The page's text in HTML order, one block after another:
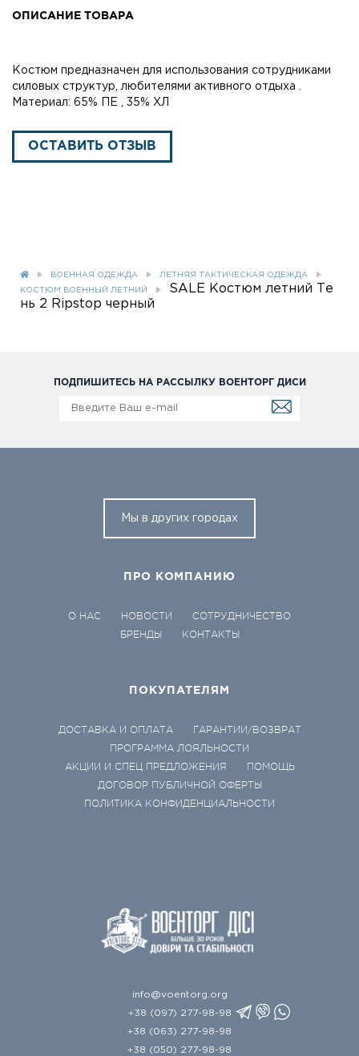
ОПИСАНИЕ ТОВАРА
Костюм предназначен для использования сотрудниками
силовых структур, любителями активного отдыха .
Материал: 65% ПЕ , 35% ХЛ
ОСТАВИТЬ ОТЗЫВ
ВОЕННАЯ ОДЕЖДА ЛЕТНЯЯ ТАКТИЧЕСКАЯ ОДЕЖДА
КОСТЮМ ВОЕННЫЙ ЛЕТНИЙ
SALE Костюм летний Те
нь 2 Ripstop черный
ПОДПИШИТЕСЬ НА РАССЫЛКУ ВОЕНТОРГ ДИСИ
Мы в других городах
ПРО КОМПАНИЮ
О НАС НОВОСТИ
СОТРУДНИЧЕСТВО
БРЕНДЫ
КОНТАКТЫ
ПОКУПАТЕЛЯМ
ДОСТАВКА И ОПЛАТА
ГАРАНТИИ/ВОЗВРАТ
ПРОГРАММА ЛОЯЛЬНОСТИ
АКЦИИ И СПЕЦ ПРЕДЛОЖЕНИЯ
ПОМОЩЬ
ДОГОВОР ПУБЛИЧНОЙ ОФЕРТЫ
ПОЛИТИКА КОНФИДЕНЦИАЛЬНОСТИ
info@voentorg.org
+38 (097) 277-98-98
+38 (063) 277-98-98
+38 (050) 277-98-98